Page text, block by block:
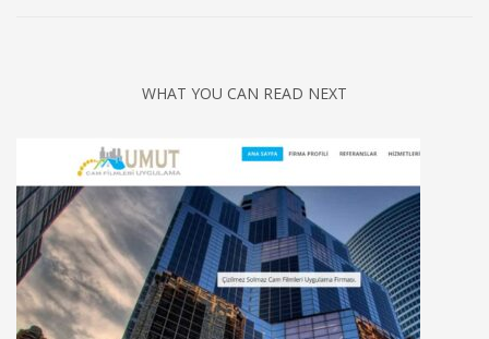
WHAT YOU CAN READ NEXT